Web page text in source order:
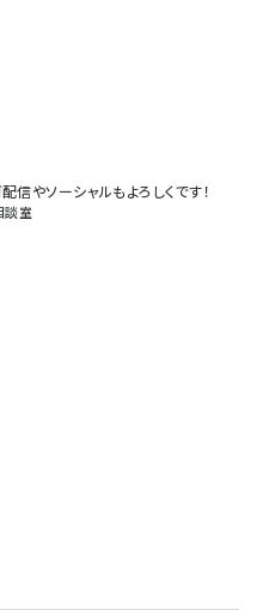
やソーシャルもよろしくです！
談室